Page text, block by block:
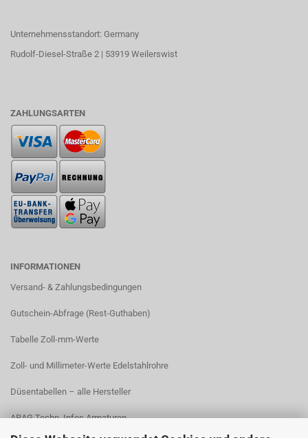
Unternehmensstandort: Germany
Rudolf-Diesel-Straße 2 | 53919 Weilerswist
ZAHLUNGSARTEN
INFORMATIONEN
Versand- & Zahlungsbedingungen​
Gutschein-Abfrage (Rest-Guthaben)
Tabelle Zoll-mm-Werte
Zoll- und Millimeter-Werte Edelstahlrohre
Düsentabellen – alle Hersteller
ARAG Techn. Infos Armaturen